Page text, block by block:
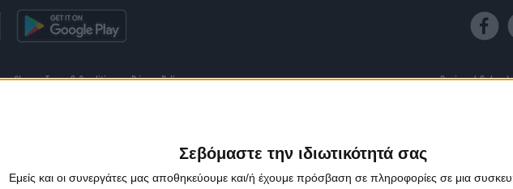
Σεβόμαστε την ιδιωτικότητά σας
Εμείς και οι συνεργάτες μας αποθηκεύουμε και/ή έχουμε πρόσβαση σε πληροφορίες σε μια
Class Terms & Conditions Privacy Policy Designed &